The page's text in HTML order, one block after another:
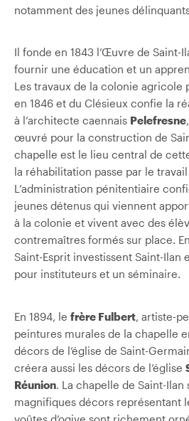
notamment des jeunes
Il fonde en 1843 l’Œuvre de Saint-
fournir une éducation et un
Les travaux de la colonie
en 1846 et du Clésieux confie la
à l’architecte caennais Pelefresne
œuvré pour la construction de
chapelle est le lieu central de
la réhabilitation passe par le
L’administration pénitentiaire
jeunes détenus qui viennent
à la colonie et vivent avec des
contremaîtres formés sur place.
Saint-Esprit investissent Saint-Ilan
pour instituteurs et un séminaire.
En 1894, le frère Fulbert, artiste-
peintures murales de la chapelle
décors de l’église de Saint-
créera aussi les décors de l’église
Réunion. La chapelle de Saint-Ilan
magnifiques décors représentant